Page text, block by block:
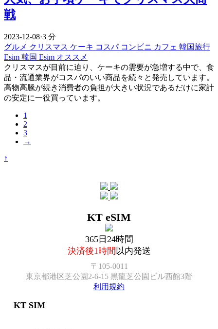
戦
2023-12-08·3 分
グルメ クリスマス ケーキ コスパ コンビニ カフェ 韓国旅行
Esim 韓国 Esim オススメ
クリスマスが目前に迫り、ケーキの需要が急増する中で、食
品・流通業界がコスパのいい商品を続々と発売しています。
高物高騰が続き消費者の負担が大きい状況であるだけに家計
の安定に一役買っています。
1
2
3
→
↑
KT eSIM
365日24時間
決済後1時間 以内発送
〒105-0011
東京都港区芝公園2-6-15 黒龍芝公園ビル西館3階
利用規約
KT SIM